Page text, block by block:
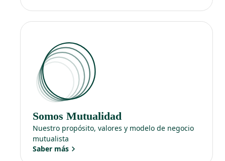
Somos Mutualidad
Nuestro propósito, valores y modelo de negocio
mutualista
Saber más